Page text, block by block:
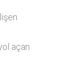
açan